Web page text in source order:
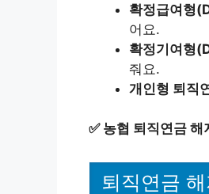
확정급여형
어요.
확정기여형
줘요.
개인형 퇴직
✅ 농협 퇴직연금 해
퇴직연금